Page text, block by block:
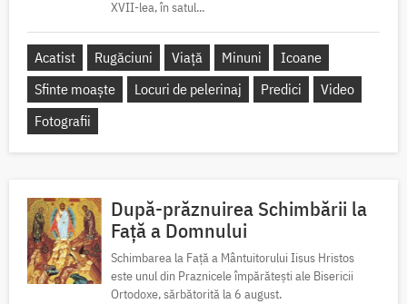
XVII-lea, în satul...
Acatist Rugăciuni Viață Minuni
Icoane
Sfinte moaște
Locuri de pelerinaj Predici
Video
Fotografii
După-prăznuirea Schimbării la
Față a Domnului
Schimbarea la Față a Mântuitorului Iisus Hristos
este unul din Praznicele împărătești ale Bisericii
Ortodoxe, sărbătorită la 6 august.